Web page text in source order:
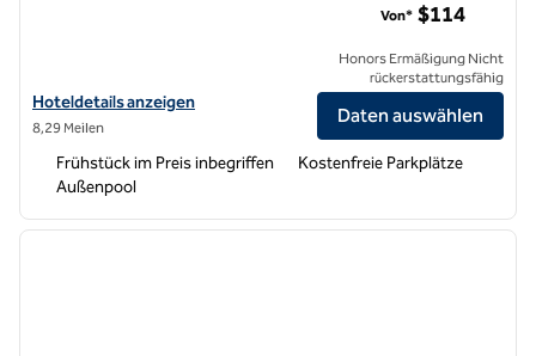
Hoteldetails für den Strandbereich Hampton Inn & Suites Arroyo
Hoteldetails anzeigen
8,29 Meilen
Von* $114
Honors Ermäßigung Nicht
rückerstattungsfähig
Daten auswählen
Frühstück im Preis inbegriffen
Kostenfreie Parkplätze
Außenpool
1 von 12